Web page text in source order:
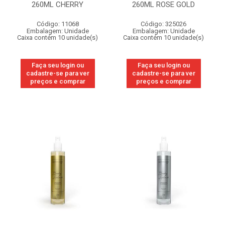
260ML CHERRY
Código: 11068
Embalagem: Unidade
Caixa contém 10 unidade(s)
Faça seu login ou
cadastre-se para ver
preços e comprar
260ML ROSE GOLD
Código: 325026
Embalagem: Unidade
Caixa contém 10 unidade(s)
Faça seu login ou
cadastre-se para ver
preços e comprar